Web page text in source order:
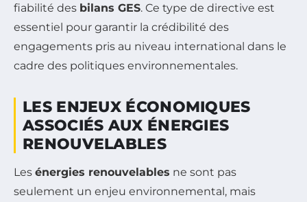
fiabilité des bilans GES. Ce type de directive est
essentiel pour garantir la crédibilité des
engagements pris au niveau international dans le
cadre des politiques environnementales.
LES ENJEUX ÉCONOMIQUES
ASSOCIÉS AUX ÉNERGIES
RENOUVELABLES
Les énergies renouvelables ne sont pas
seulement un enjeu environnemental, mais